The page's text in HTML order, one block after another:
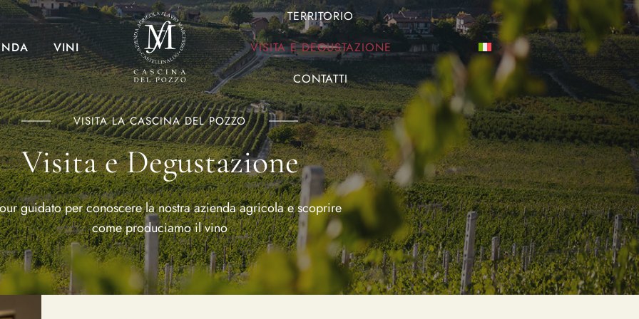
VINI
TERRITORIO
VISITA E DEGUSTAZIONE
CONTATTI
VISITA LA CASCINA DEL POZZO
Visita e Degustazione
guidato per conoscere la nostra azienda agricola e scoprire
come produciamo il vino